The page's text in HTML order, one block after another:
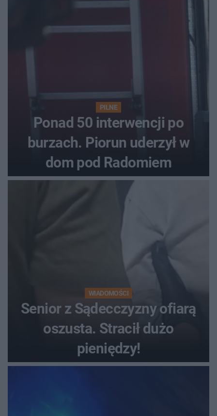
PILNE
Ponad 50 interwencji po
burzach. Piorun uderzył w
dom pod Radomiem
WIADOMOŚCI
Senior z Sądecczyzny ofiarą
oszusta. Stracił dużo
pieniędzy!